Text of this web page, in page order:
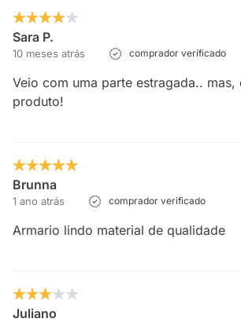
Sara P.
10 meses atrás comprador verificado
Veio com uma parte estragada.. mas,
produto!
Brunna
1 ano atrás comprador verificado
Armario lindo material de qualidade
Juliano